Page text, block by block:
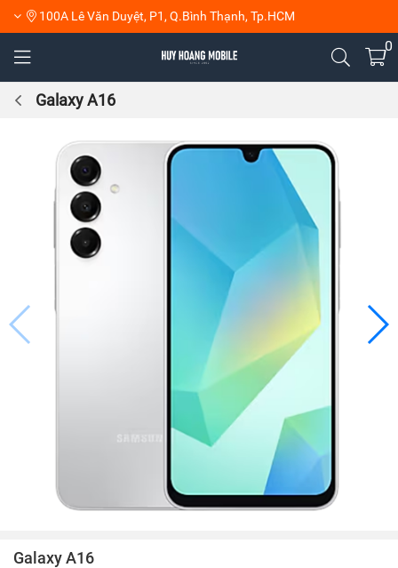
100A Lê Văn Duyệt, P1, Q.Bình Thạnh, Tp.HCM
0
Galaxy A16
Galaxy A16